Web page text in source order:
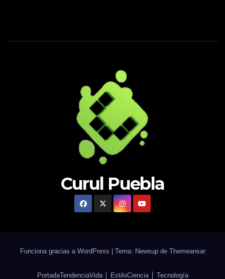
Curul Puebla
Funciona gracias a WordPress Tema: Newsup de Themeansar
PortadaTendenciaVida │ EstiloCiencia │ Tecnología